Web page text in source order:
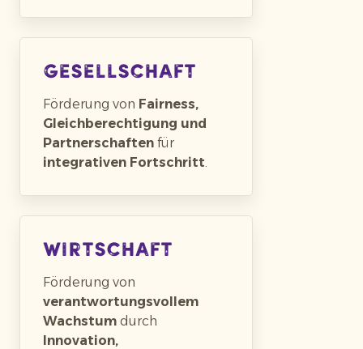
Gesellschaft
Förderung von Fairness,
Gleichberechtigung und
Partnerschaften für
integrativen Fortschritt
Wirtschaft
Förderung von
verantwortungsvollem
Wachstum durch
Innovation,